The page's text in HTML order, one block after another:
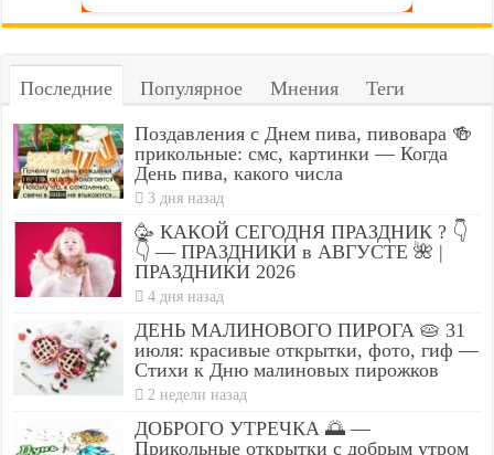
Последние Популярное Мнения Теги
Поздавления с Днем пива, пивовара 🍻
прикольные: смс, картинки — Когда
День пива, какого числа
3 дня назад
🥳 КАКОЙ СЕГОДНЯ ПРАЗДНИК ? 👇
👇 — ПРАЗДНИКИ в АВГУСТЕ 🌺 |
ПРАЗДНИКИ 2026
4 дня назад
ДЕНЬ МАЛИНОВОГО ПИРОГА 🥧 31
июля: красивые открытки, фото, гиф —
Стихи к Дню малиновых пирожков
2 недели назад
ДОБРОГО УТРЕЧКА 🌅 —
Прикольные открытки с добрым утром